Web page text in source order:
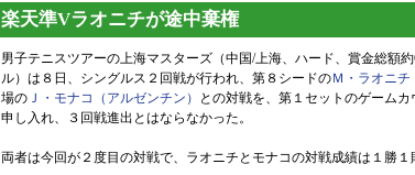
楽天準Vラオニチが途中棄権
男子テニスツアーの上海マスターズ（中国/上海、ハード、賞金総額
ル）は８日、シングルス２回戦が行われ、第８シードのＭ・ラオニチ
場の Ｊ・モナコ（アルゼンチン）
との対戦を、第１セットのゲーム
申し入れ、３回戦進出とはならなかった。
両者は今回が２度目の対戦で、ラオニチとモナコの対戦成績は１勝１